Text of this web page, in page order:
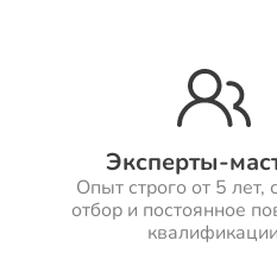
Эксперты-
Опыт строго от 5
отбор и постоянное
квалификации
Ремонт
печей
Ремонт